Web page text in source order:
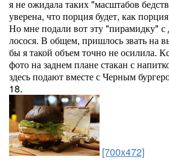
я не ожидала таких "масштабов
уверена, что порция будет, как
Но мне подали вот эту "пирамидку" с
лосося. В общем, пришлось звать на
бы я такой объем точно не осилила.
фото на заднем плане стакан с
здесь подают вместе с Черным
18.
[700x472]